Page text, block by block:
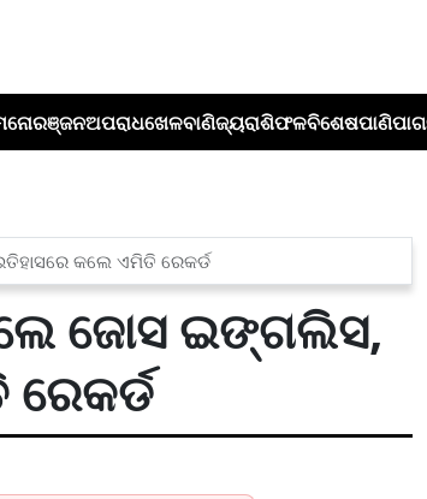
ଅପରାଧଖେଳବାଣିଜ୍ୟରାଶିଫଳବିଶେଷପାଣିପାଗ
କଲେ ଏମିତି ରେକର୍ଡ
କଲେ ଜୋସ ଇଙ୍ଗଲିସ,